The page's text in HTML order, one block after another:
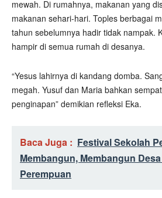
mewah. Di rumahnya, makanan yang
makanan sehari-hari. Toples berbagai
tahun sebelumnya hadir tidak nampak.
hampir di semua rumah di desanya.
“Yesus lahirnya di kandang domba.
megah. Yusuf dan Maria bahkan
penginapan” demikian refleksi Eka.
Baca Juga : Festival Sekolah
Membangun, Membangun
Perempuan